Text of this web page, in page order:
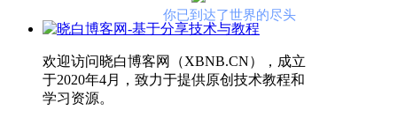
你已到达了世界的尽头
欢迎访问晓白博客网（XBNB.CN），成立
于2020年4月，致力于提供原创技术教程和
学习资源。